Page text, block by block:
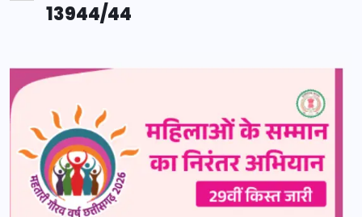
13944/44